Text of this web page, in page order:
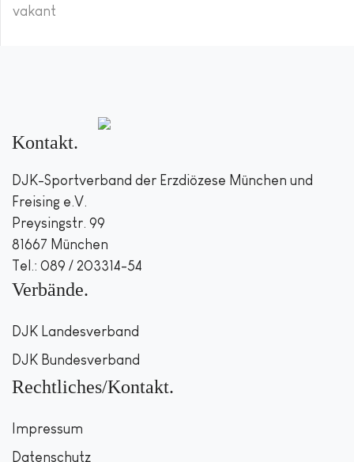
vakant
Kontakt
DJK-Sportverband der Erzdiözese München und
Freising e.V.
Preysingstr. 99
81667 München
Tel.: 089 / 203314-54
Verbände
DJK Landesverband
DJK Bundesverband
Rechtliches/Kontakt
Impressum
Datenschutz